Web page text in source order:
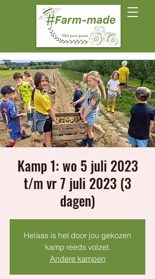
Kamp 1: wo 5 juli 2023
t/m vr 7 juli 2023 (3
dagen)
Helaas is het door jou gekozen
kamp reeds volzet.
Andere kampen